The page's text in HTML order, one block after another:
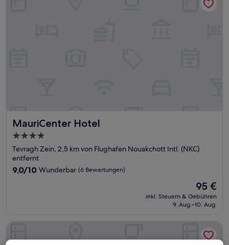
MauriCenter Hotel
MauriCenter Hotel
4.0-
Sterne-
Unterkunft
Tevragh Zein, 2,5 km von Flughafen Nouakchott Intl. (NKC)
entfernt
9.0
9,0/10 Wunderbar (6 Bewertungen)
Der
Preis
beträgt
95 €
inkl. Steuern & Gebühren
9. Aug.–10. Aug.